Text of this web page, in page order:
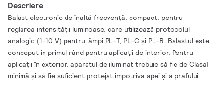
Descriere
Balast electronic de înaltă frecvenţă, compact, pentru
reglarea intensităţii luminoase, care utilizează protocolul
analogic (1-10 V) pentru lămpi PL-T, PL-C şi PL-R. Balastul este
conceput în primul rând pentru aplicații de interior. Pentru
aplicații în exterior, aparatul de iluminat trebuie să fie de ClasaⅠ
minimă și să fie suficient protejat împotriva apei și a prafului.